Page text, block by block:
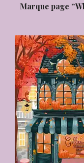
Marque page